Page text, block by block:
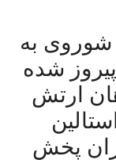
شوروی به
پیروز شده
ارتش
پخش